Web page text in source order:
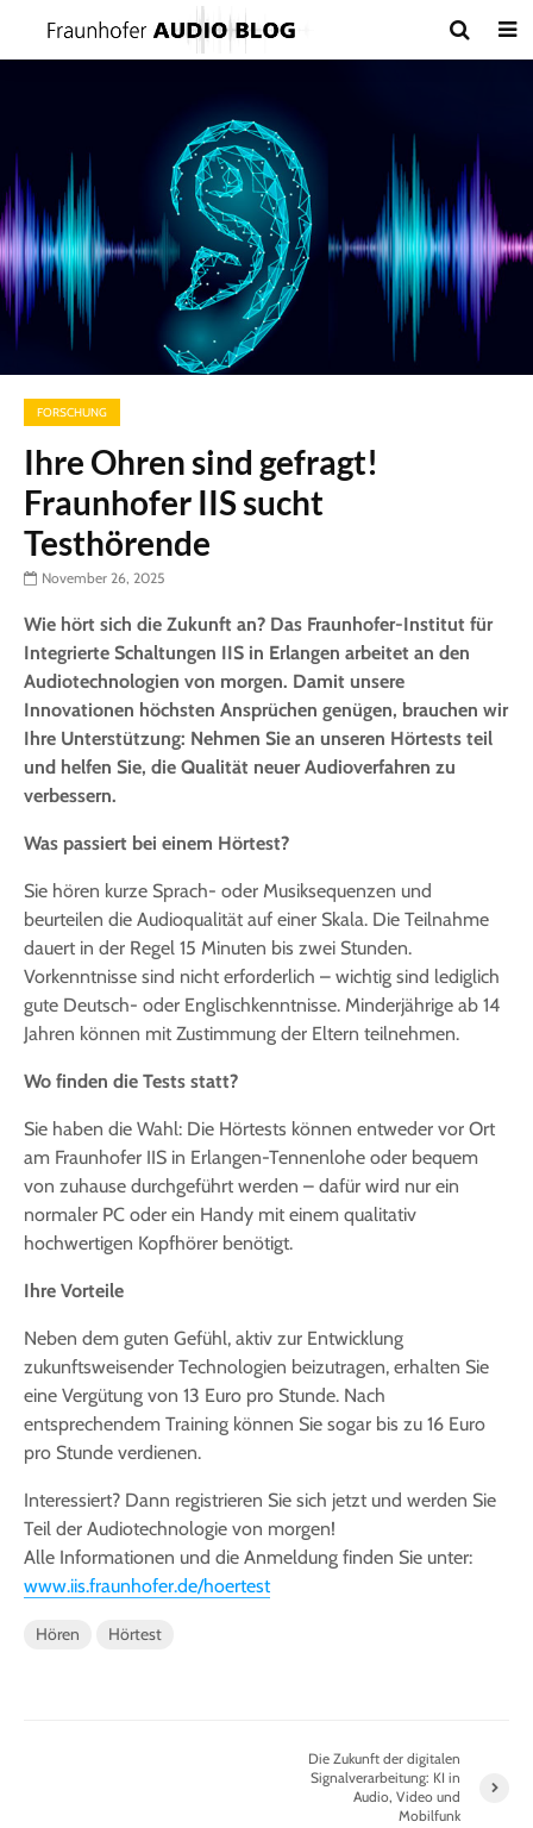
FORSCHUNG
Ihre Ohren sind gefragt!
Fraunhofer IIS sucht
Testhörende
November 26, 2025
Wie hört sich die Zukunft an? Das Fraunhofer-Institut für
Integrierte Schaltungen IIS in Erlangen arbeitet an den
Audiotechnologien von morgen. Damit unsere
Innovationen höchsten Ansprüchen genügen, brauchen wir
Ihre Unterstützung: Nehmen Sie an unseren Hörtests teil
und helfen Sie, die Qualität neuer Audioverfahren zu
verbessern.
Was passiert bei einem Hörtest?
Sie hören kurze Sprach- oder Musiksequenzen und
beurteilen die Audioqualität auf einer Skala. Die Teilnahme
dauert in der Regel 15 Minuten bis zwei Stunden.
Vorkenntnisse sind nicht erforderlich – wichtig sind lediglich
gute Deutsch- oder Englischkenntnisse. Minderjährige ab 14
Jahren können mit Zustimmung der Eltern teilnehmen.
Wo finden die Tests statt?
Sie haben die Wahl: Die Hörtests können entweder vor Ort
am Fraunhofer IIS in Erlangen-Tennenlohe oder bequem
von zuhause durchgeführt werden – dafür wird nur ein
normaler PC oder ein Handy mit einem qualitativ
hochwertigen Kopfhörer benötigt.
Ihre Vorteile
Neben dem guten Gefühl, aktiv zur Entwicklung
zukunftsweisender Technologien beizutragen, erhalten Sie
eine Vergütung von 13 Euro pro Stunde. Nach
entsprechendem Training können Sie sogar bis zu 16 Euro
pro Stunde verdienen.
Interessiert? Dann registrieren Sie sich jetzt und werden Sie
Teil der Audiotechnologie von morgen!
Alle Informationen und die Anmeldung finden Sie unter:
www.iis.fraunhofer.de/hoertest
Hören Hörtest
Die Zukunft der digitalen
Signalverarbeitung: KI in
Audio, Video und
Mobilfunk